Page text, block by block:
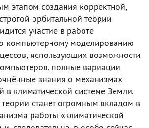
этапом создания корректной,
орбитальной теории
участие в работе
компьютерному моделированию
использующих возможности
полные вариации
знания о механизмах
в климатической системе Земли.
станет огромным вкладом в
работы «климатической